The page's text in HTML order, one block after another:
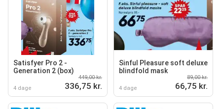
Satisfyer Pro 2 -
Generation 2 (box)
4 dage
449,00 kr.
336,75 kr.
Sinful Pleasure soft deluxe
blindfold mask
4 dage
89,00 kr.
66,75 kr.